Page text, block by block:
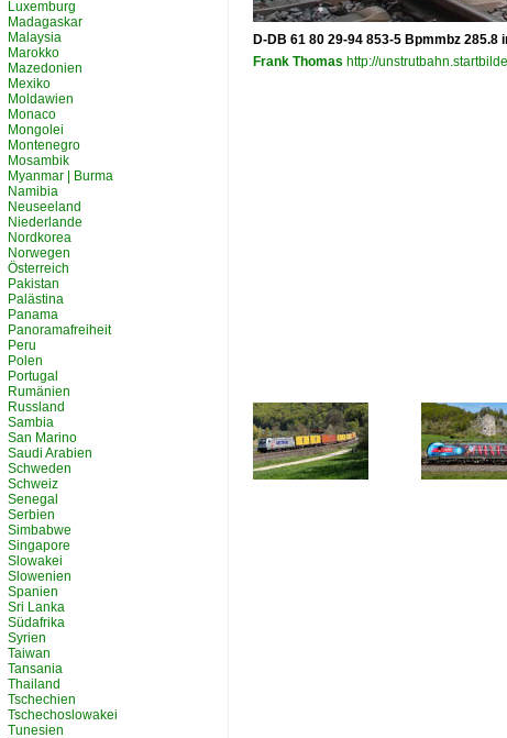
D-DB 61 80 29-94 853-5 Bpmmbz
Frank Thomas http://
Luxemburg
Madagaskar
Malaysia
Marokko
Mazedonien
Mexiko
Moldawien
Monaco
Mongolei
Montenegro
Mosambik
Myanmar | Burma
Namibia
Neuseeland
Niederlande
Nordkorea
Norwegen
Österreich
Pakistan
Palästina
Panama
Panoramafreiheit
Peru
Polen
Portugal
Rumänien
Russland
Sambia
San Marino
Saudi Arabien
Schweden
Schweiz
Senegal
Serbien
Simbabwe
Singapore
Slowakei
Slowenien
Spanien
Sri Lanka
Südafrika
Syrien
Taiwan
Tansania
Thailand
Tschechien
Tschechoslowakei
Tunesien